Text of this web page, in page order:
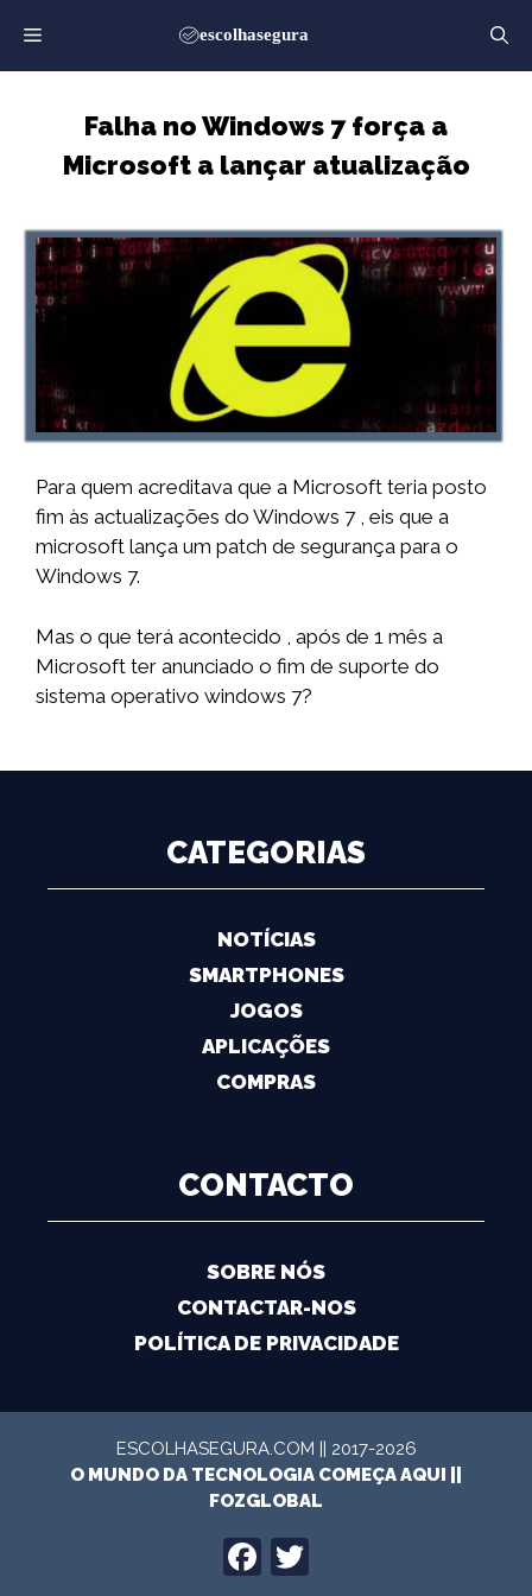
para
o
Falha no Windows 7 força a
Microsoft a lançar atualização
Para quem acreditava que a Microsoft teria posto
fim às actualizações do Windows 7 , eis que a
microsoft lança um patch de segurança para o
Windows 7.
Mas o que terá acontecido , após de 1 mês a
Microsoft ter anunciado o fim de suporte do
sistema operativo windows 7?
CATEGORIAS
NOTÍCIAS
SMARTPHONES
JOGOS
APLICAÇÕES
COMPRAS
CONTACTO
SOBRE NÓS
CONTACTAR-NOS
POLÍTICA DE PRIVACIDADE
ESCOLHASEGURA.COM || 2017-2026
O MUNDO DA TECNOLOGIA COMEÇA AQUI ||
FOZGLOBAL
FACEBOOK